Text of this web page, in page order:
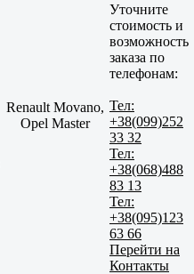
Renault Movano,
Opel Master
Уточните
стоимость и
возможность
заказа по
телефонам:
Тел:
+38(099)252
33 32
Тел:
+38(068)488
83 13
Тел:
+38(095)123
63 66
Перейти на
Контакты